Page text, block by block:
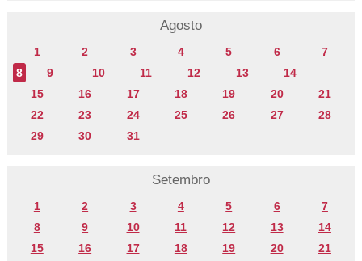
Agosto
1 2 3 4 5 6
7
8
9 10 11 12 13
14
15
16 17 18 19 20
21
22
23 24 25 26 27
28
29
30 31
Setembro
1 2 3 4 5 6
7
8
9 10 11 12 13
14
15
16 17 18 19 20 21